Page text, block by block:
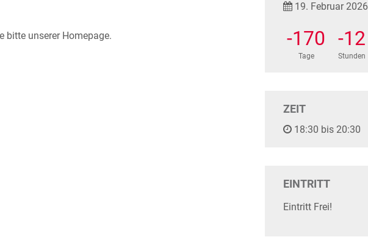
bitte unserer Homepage.
19. Februar 2026
-170
Tage
-12
Stunden
ZEIT
18:30 bis 20:30
EINTRITT
Eintritt Frei!